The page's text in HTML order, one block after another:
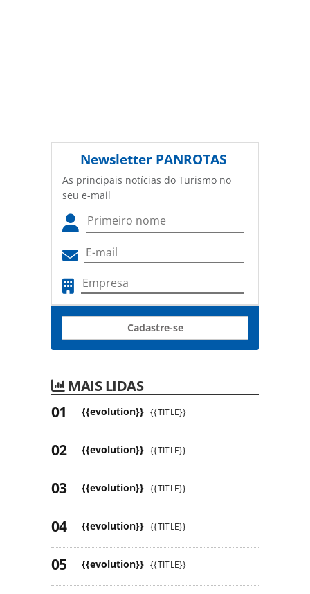
Newsletter PANROTAS
As principais notícias do Turismo no
seu e-mail
Cadastre-se
MAIS LIDAS
{{evolution}} {{TITLE}}
{{evolution}} {{TITLE}}
{{evolution}} {{TITLE}}
{{evolution}} {{TITLE}}
{{evolution}} {{TITLE}}